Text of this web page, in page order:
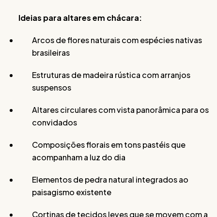
Ideias para altares em chácara:
Arcos de flores naturais com espécies nativas
brasileiras
Estruturas de madeira rústica com arranjos
suspensos
Altares circulares com vista panorâmica para os
convidados
Composições florais em tons pastéis que
acompanham a luz do dia
Elementos de pedra natural integrados ao
paisagismo existente
Cortinas de tecidos leves que se movem com a